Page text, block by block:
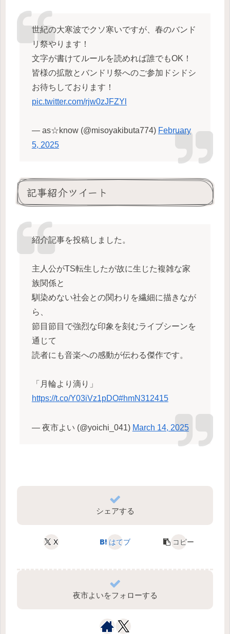
世紀の大寒波でクソ寒いですが、春のバンド
リ祭やります！
文字が書けてルールを読めれば誰でもOK！
皆様の拡散とバンドリ祭へのご参加ドシドシ
お待ちしております！
pic.twitter.com/rjw0zJFZYl
— as☆know (@misoyakibuta774) February
5, 2025
記事紹介ツイート
紹介記事を投稿しました。
主人公がTS転生したが故に生じた複雑な家
族関係と
馴染めない社会との関わりを繊細に描きなが
ら、
節目節目で強烈な印象を刻むライブシーンを
通じて
読者にも音楽への感動が伝わる傑作です。
「月輪より滴り」
https://t.co/Y03iVz1pDO#hmN312415
— 夜市よい (@yoichi_041) March 14, 2025
シェアする
X はてブ コピー
夜市よいをフォローする